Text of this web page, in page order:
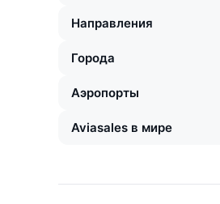
Направления
Города
Аэропорты
Aviasales в мире